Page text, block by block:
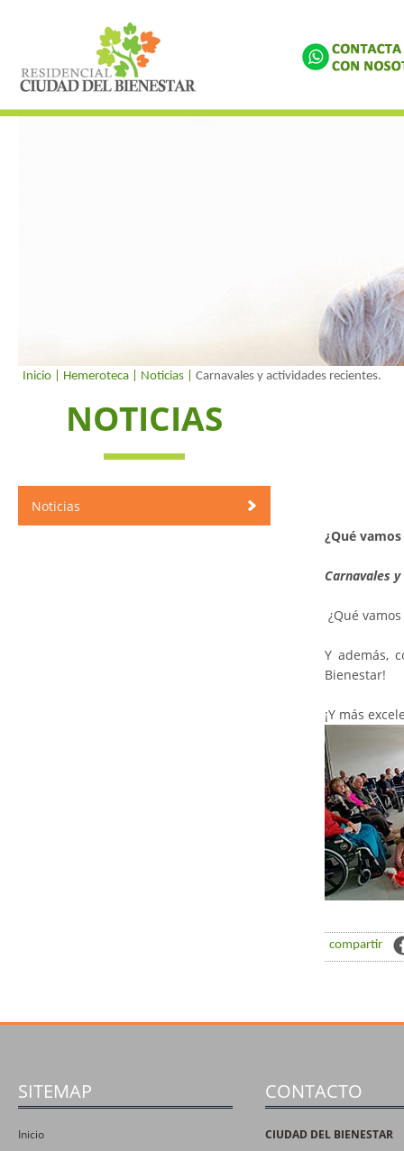
Inicio | Hemeroteca | Noticias Carnavales y actividades recientes.
NOTICIAS
Noticias
¿Qué
Carnavales
¿Qué
Y además,
Bienestar!
¡Y más
compartir
SITEMAP
Inicio
CONTACTO
CIUDAD DEL BIENESTAR